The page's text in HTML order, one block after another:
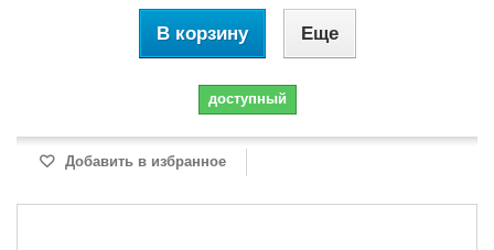
В корзину Еще
доступный
Добавить в избранное